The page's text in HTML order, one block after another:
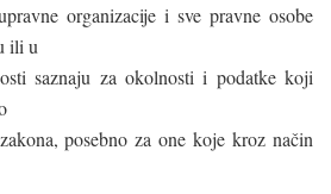
organizacije i sve pravne osobe
ili u
saznaju za okolnosti i podatke koji
posebno za one koje kroz način